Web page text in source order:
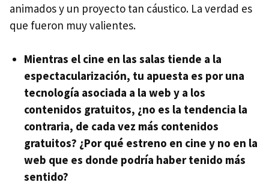
animados y un proyecto tan cáustico. La verdad es
que fueron muy valientes.
Mientras el cine en las salas tiende a la
espectacularización, tu apuesta es por una
tecnología asociada a la web y a los
contenidos gratuitos, ¿no es la tendencia la
contraria, de cada vez más contenidos
gratuitos? ¿Por qué estreno en cine y no en la
web que es donde podría haber tenido más
sentido?